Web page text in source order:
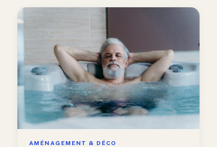
AMÉNAGEMENT & DÉCO